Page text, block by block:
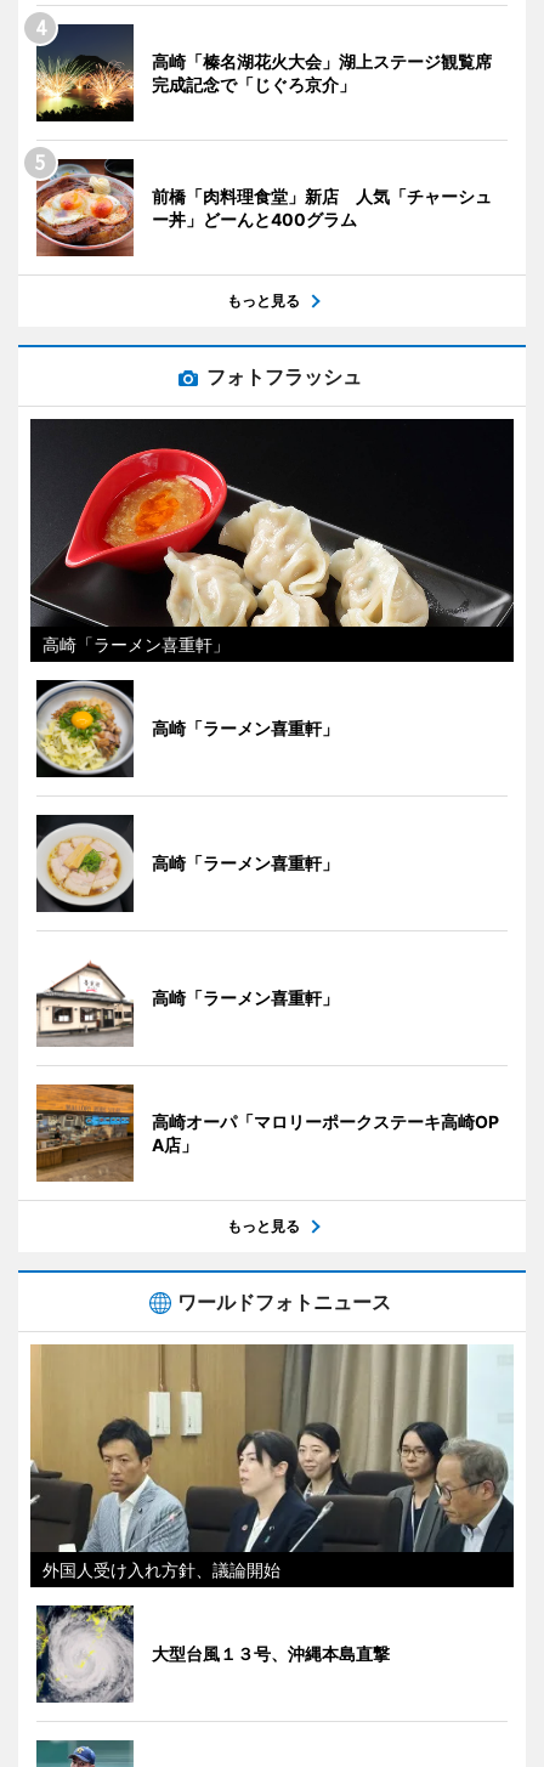
高崎「榛名湖花火大会」湖上ステージ観覧席
完成記念で「じぐろ京介」
前橋「肉料理食堂」新店 人気「チャーシュ
ー丼」どーんと400グラム
もっと見る
フォトフラッシュ
高崎「ラーメン喜重軒」
高崎「ラーメン喜重軒」
高崎「ラーメン喜重軒」
高崎「ラーメン喜重軒」
高崎オーパ「マロリーポークステーキ高崎OP
A店」
もっと見る
ワールドフォトニュース
外国人受け入れ方針、議論開始
大型台風１３号、沖縄本島直撃